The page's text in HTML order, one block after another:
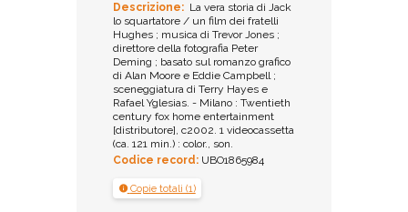
Descrizione: La vera storia di Jack
lo squartatore / un film dei fratelli
Hughes ; musica di Trevor Jones ;
direttore della fotografia Peter
Deming ; basato sul romanzo grafico
di Alan Moore e Eddie Campbell ;
sceneggiatura di Terry Hayes e
Rafael Yglesias. - Milano : Twentieth
century fox home entertainment
[distributore], c2002. 1 videocassetta
(ca. 121 min.) : color., son.
Codice record: UBO1865984
Copie totali (1)